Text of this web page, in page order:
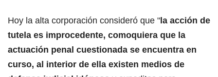
Hoy la alta corporación consideró que "la acción de
tutela es improcedente, comoquiera que la
actuación penal cuestionada se encuentra en
curso, al interior de ella existen medios de